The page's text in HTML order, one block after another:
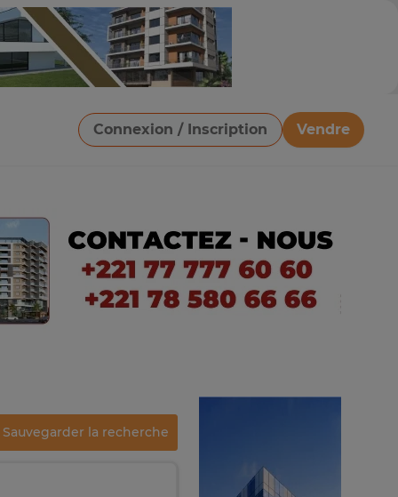
Connexion / Inscription
Vendre
Télécharger une image
Sauvegarder la recherche